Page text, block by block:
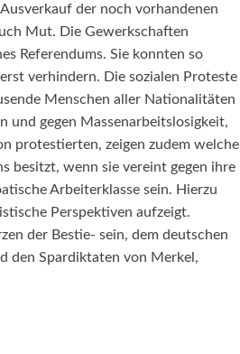
der noch vorhandenen
Mut. Die Gewerkschaften
Referendums. Sie konnten so
verhindern. Die sozialen Proteste
Menschen aller Nationalitäten
und gegen Massenarbeitslosigkeit,
protestierten, zeigen zudem welche
besitzt, wenn sie vereint gegen ihre
Arbeiterklasse sein. Hierzu
Perspektiven aufzeigt.
der Bestie- sein, dem deutschen
den Spardiktaten von Merkel,